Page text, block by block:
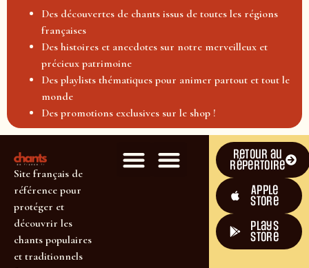
Des découvertes de chants issus de toutes les régions
françaises
Des histoires et anecdotes sur notre merveilleux et
précieux patrimoine
Des playlists thématiques pour animer partout et tout le
monde
Des promotions exclusives sur le shop !
Site français de
référence pour
protéger et
découvrir les
chants populaires
et traditionnels
Retour au
répertoire
Apple
Store
plays
store